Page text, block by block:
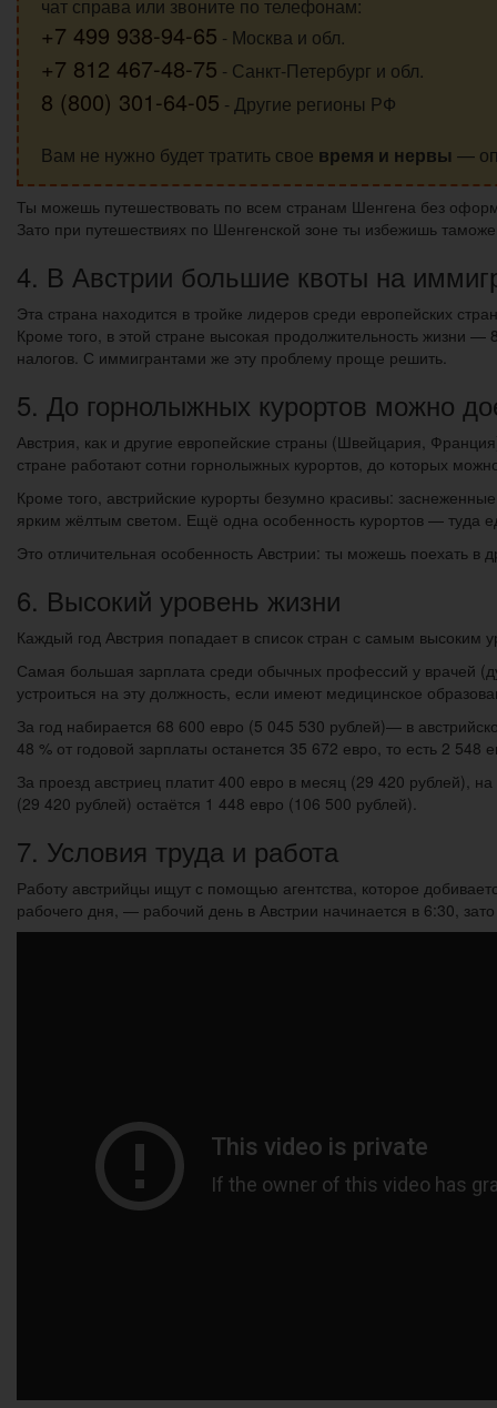
чат справа или звоните по телефонам:
+7 499 938-94-65 - Москва и обл.
+7 812 467-48-75 - Санкт-Петербург и обл.
8 (800) 301-64-05 - Другие регионы РФ
Вам не нужно будет тратить свое время и нервы —
Ты можешь путешествовать по всем странам Шенгена без
Зато при путешествиях по Шенгенской зоне ты избежишь
4. В Австрии большие квоты на
Эта страна находится в тройке лидеров среди европейских
Кроме того, в этой стране высокая продолжительность жизни
налогов. С иммигрантами же эту проблему проще решить.
5. До горнолыжных курортов можно
Австрия, как и другие европейские страны (Швейцария,
стране работают сотни горнолыжных курортов, до которых
Кроме того, австрийские курорты безумно красивы:
ярким жёлтым светом. Ещё одна особенность курортов — туда
Это отличительная особенность Австрии: ты можешь поехать
6. Высокий уровень жизни
Каждый год Австрия попадает в список стран с самым высоким
Самая большая зарплата среди обычных профессий у врачей
устроиться на эту должность, если имеют медицинское
За год набирается 68 600 евро (5 045 530 рублей)— в
48 % от годовой зарплаты останется 35 672 евро, то есть 2 548
За проезд австриец платит 400 евро в месяц (29 420 рублей),
(29 420 рублей) остаётся 1 448 евро (106 500 рублей).
7. Условия труда и работа
Работу австрийцы ищут с помощью агентства, которое
рабочего дня, — рабочий день в Австрии начинается в 6:30,